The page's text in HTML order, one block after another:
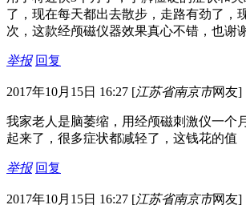
了，现在每天都出去散步，走路有劲了，
次，这款经颅磁仪器效果真心不错，也谢
举报 回复
2017年10月15日 16:27 [江苏省南京市网友]
我家老人是脑萎缩，用经颅磁刺激仪一个
起来了，很多症状都减轻了，这钱花的值
举报 回复
2017年10月15日 16:27 [江苏省南京市网友]